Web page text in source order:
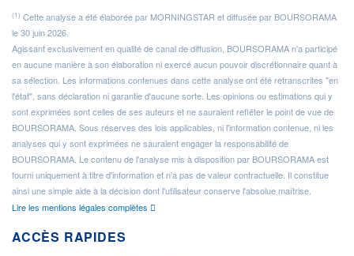
(1) Cette analyse a été élaborée par MORNINGSTAR et diffusée par BOURSORAMA
le 30 juin 2026.
Agissant exclusivement en qualité de canal de diffusion, BOURSORAMA n'a participé
en aucune manière à son élaboration ni exercé aucun pouvoir discrétionnaire quant à
sa sélection. Les informations contenues dans cette analyse ont été retranscrites "en
l'état", sans déclaration ni garantie d'aucune sorte. Les opinions ou estimations qui y
sont exprimées sont celles de ses auteurs et ne sauraient refléter le point de vue de
BOURSORAMA. Sous réserves des lois applicables, ni l'information contenue, ni les
analyses qui y sont exprimées ne sauraient engager la responsabilité de
BOURSORAMA. Le contenu de l'analyse mis à disposition par BOURSORAMA est
fourni uniquement à titre d'information et n'a pas de valeur contractuelle. Il constitue
ainsi une simple aide à la décision dont l'utilisateur conserve l'absolue maîtrise.
Lire les mentions légales complètes
ACCÈS RAPIDES